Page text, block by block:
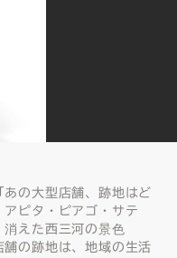
あの大型店舗、跡地はど
アピタ・ピアゴ・サテ
消えた西三河の景色
舗の跡地は、地域の生活